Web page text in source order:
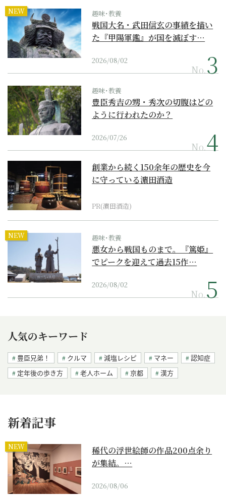
NEW 趣味･教養
戦国大名・武田信玄の事績を描い
た『甲陽軍鑑』が国を滅ぼす…
2026/08/02
No.
趣味･教養
豊臣秀吉の甥・秀次の切腹はどの
ように行われたのか？
2026/07/26
No.
創業から続く150余年の歴史を今
に守っている濵田酒造
PR(濵田酒造)
NEW 趣味･教養
悪女から戦国ものまで。『篤姫』
でピークを迎えて過去15作…
2026/08/02
No.
人気のキーワード
豊臣兄弟！ クルマ 減塩レシピ マネー
認知症
定年後の歩き方
老人ホーム 京都 漢方
新着記事
NEW
稀代の浮世絵師の作品200点余り
が集結。…
2026/08/06